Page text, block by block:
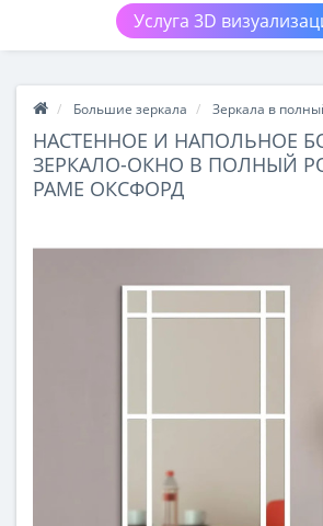
Услуга 3D
Большие зеркала Зеркала в
НАСТЕННОЕ И НАПОЛЬНОЕ
ЗЕРКАЛО-ОКНО В ПОЛНЫЙ
РАМЕ ОКСФОРД